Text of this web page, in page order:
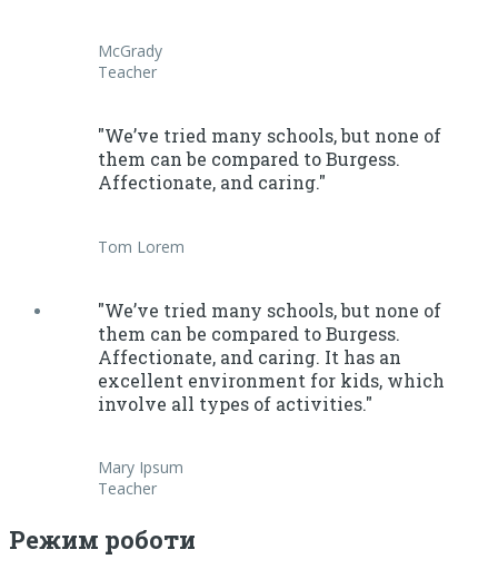
McGrady
Teacher
"We’ve tried many schools, but none of
them can be compared to Burgess.
Affectionate, and caring."
Tom Lorem
"We’ve tried many schools, but none of
them can be compared to Burgess.
Affectionate, and caring. It has an
excellent environment for kids, which
involve all types of activities."
Mary Ipsum
Teacher
Режим роботи